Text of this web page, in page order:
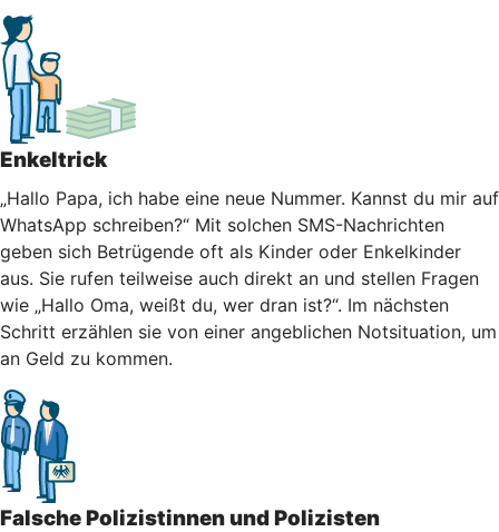
Enkeltrick
„Hallo Papa, ich habe eine neue Nummer. Kannst du mir auf
WhatsApp schreiben?“ Mit solchen SMS-Nachrichten
geben sich Betrügende oft als Kinder oder Enkelkinder
aus. Sie rufen teilweise auch direkt an und stellen Fragen
wie „Hallo Oma, weißt du, wer dran ist?“. Im nächsten
Schritt erzählen sie von einer angeblichen Notsituation, um
an Geld zu kommen.
Falsche Polizistinnen und Polizisten